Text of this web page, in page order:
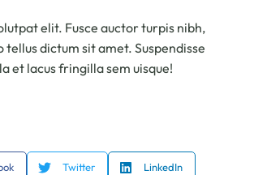
elit. Fusce auctor turpis nibh,
tellus dictum sit amet. Suspendisse
et lacus fringilla sem uisque!
Twitter LinkedIn